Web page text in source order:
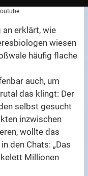
an erklärt, wie
wiesen
häufig flache
auch, um
das klingt: Der
selbst gesucht
inzwischen
wollte das
den Chats: „Das
Millionen